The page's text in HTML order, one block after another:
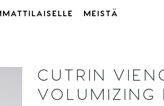
MEISTÄ
CUTRIN
VOLUMIZING